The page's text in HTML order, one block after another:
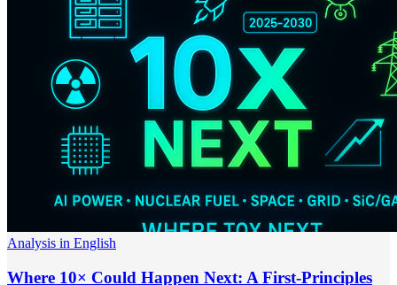
Analysis in English
Where 10× Could Happen Next: A First-Principles